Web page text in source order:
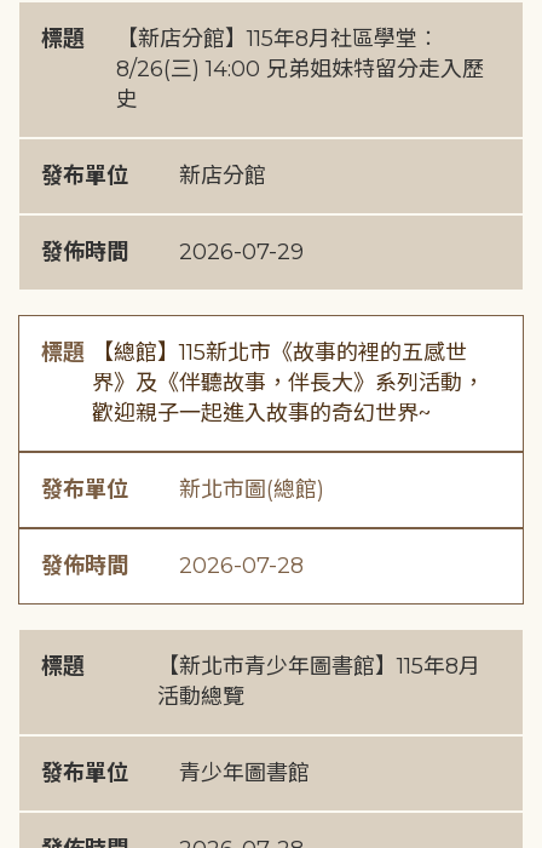
標題
【新店分館】115年8月社區學堂︰
8/26(三) 14:00 兄弟姐妹特留分走入歷
史
發布單位 新店分館
發佈時間 2026-07-29
標題
【總館】115新北市《故事的裡的五感世
界》及《伴聽故事，伴長大》系列活動，
歡迎親子一起進入故事的奇幻世界~
發布單位 新北市圖(總館)
發佈時間 2026-07-28
標題
【新北市青少年圖書館】115年8月
活動總覽
發布單位 青少年圖書館